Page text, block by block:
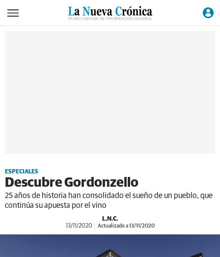
ESPECIALES
Descubre Gordonzello
25 años de historia han consolidado el sueño de un pueblo, que
continúa su apuesta por el vino
L.N.C.
13/11/2020 Actualizado a 13/11/2020